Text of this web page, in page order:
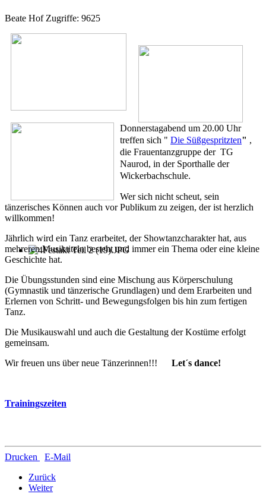
Beate Hof Zugriffe: 9625
Donnerstagabend um 20.00 Uhr
treffen sich " Die Süßgespritzten" ,
die Frauentanzgruppe der TG
Naurod, in der Sporthalle der
Wickerbachschule.
Wer sich nicht scheut, sein
tänzerisches Können auch vor Publikum zu zeigen, der ist herzlich
willkommen!
Jährlich wird ein Tanz erarbeitet, der Showtanzcharakter hat, aus
mehreren Musiktiteln besteht und immer ein Thema oder eine kleine
Geschichte hat.
Die Übungsstunden sind eine Mischung aus Körperschulung
(Gymnastik und tänzerische Grundlagen) und dem Erarbeiten und
Erlernen von Schritt- und Bewegungsfolgen bis hin zum fertigen
Tanz.
Die Musikauswahl und auch die Gestaltung der Kostüme erfolgt
gemeinsam.
Wir freuen uns über neue Tänzerinnen!!! Let´s dance!
Trainingszeiten
Drucken
E-Mail
Zurück
Weiter